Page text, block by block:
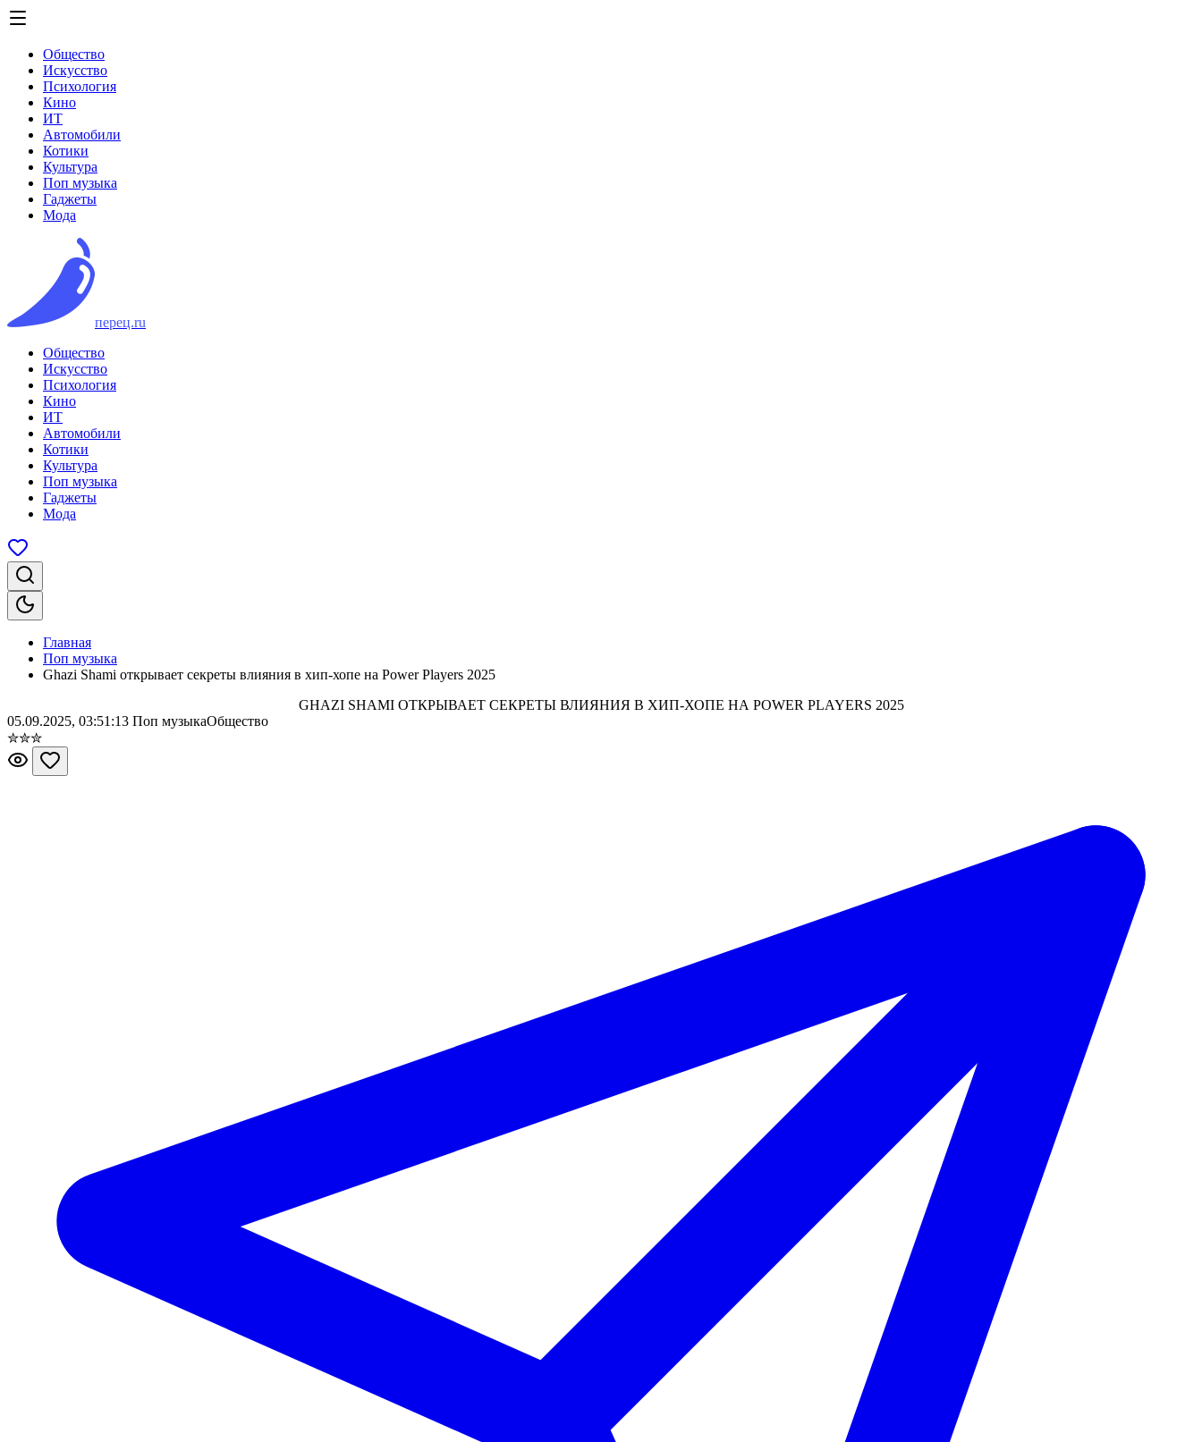
Общество
Искусство
Психология
Кино
ИТ
Автомобили
Котики
Культура
Поп музыка
Гаджеты
Мода
перец.ru
Общество
Искусство
Психология
Кино
ИТ
Автомобили
Котики
Культура
Поп музыка
Гаджеты
Мода
Главная
Поп музыка
Ghazi Shami открывает секреты влияния в хип-хопе на Power Players 2025
GHAZI SHAMI ОТКРЫВАЕТ СЕКРЕТЫ ВЛИЯНИЯ В ХИП-ХОПЕ НА POWER PLAYERS 2025
05.09.2025, 03:51:13 Поп музыкаОбщество
✮✮✮